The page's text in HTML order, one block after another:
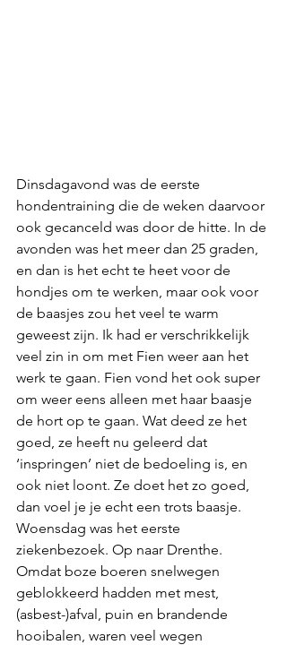
Dinsdagavond was de eerste
hondentraining die de weken daarvoor
ook gecanceld was door de hitte. In de
avonden was het meer dan 25 graden,
en dan is het echt te heet voor de
hondjes om te werken, maar ook voor
de baasjes zou het veel te warm
geweest zijn. Ik had er verschrikkelijk
veel zin in om met Fien weer aan het
werk te gaan. Fien vond het ook super
om weer eens alleen met haar baasje
de hort op te gaan. Wat deed ze het
goed, ze heeft nu geleerd dat
‘inspringen’ niet de bedoeling is, en
ook niet loont. Ze doet het zo goed,
dan voel je je echt een trots baasje.
Woensdag was het eerste
ziekenbezoek. Op naar Drenthe.
Omdat boze boeren snelwegen
geblokkeerd hadden met mest,
(asbest-)afval, puin en brandende
hooibalen, waren veel wegen